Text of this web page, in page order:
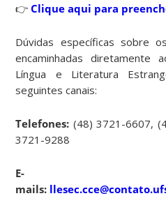
👉Clique aqui para
Dúvidas específicas sobre
encaminhadas diretamente
Língua e Literatura
seguintes canais:
Telefones: (48) 3721-6607,
3721-9288
E-
mails: